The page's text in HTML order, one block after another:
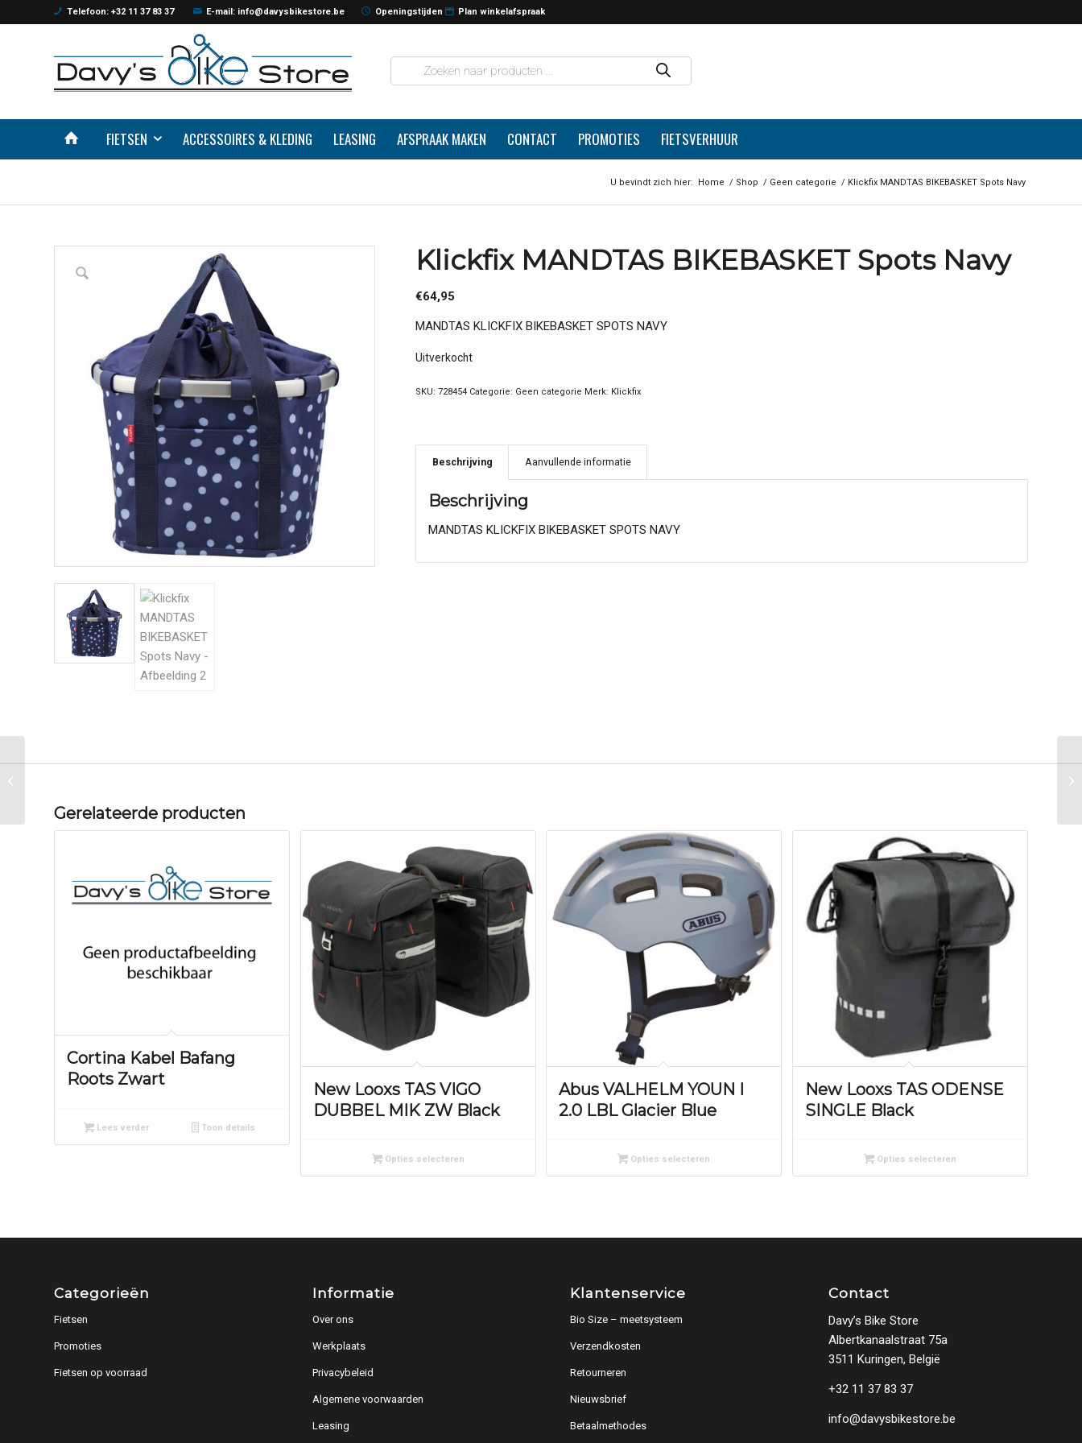
Telefoon: +32 11 37 83 37 E-mail: info@davysbikestore.be Openingstijden Plan winkelafspraak
FIETSEN ACCESSOIRES & KLEDING LEASING AFSPRAAK MAKEN CONTACT PROMOTIES FIETSVERHUUR
U bevindt zich hier: Home / Shop / Geen categorie / Klickfix MANDTAS BIKEBASKET Spots Navy
Klickfix MANDTAS BIKEBASKET Spots Navy
€64,95
MANDTAS KLICKFIX BIKEBASKET SPOTS NAVY
Uitverkocht
SKU:728454 Categorie: Geen categorie Merk: Klickfix
Beschrijving Aanvullende informatie
Beschrijving
MANDTAS KLICKFIX BIKEBASKET SPOTS NAVY
Gerelateerde producten
Cortina Kabel Bafang
Roots Zwart
Lees verder Toon details
New Looxs TAS VIGO
DUBBEL MIK ZW Black
Opties selecteren
Abus VALHELM YOUN I
2.0 LBL Glacier Blue
Opties selecteren
New Looxs TAS ODENSE
SINGLE Black
Opties selecteren
Categorieën
Fietsen
Promoties
Fietsen op voorraad
Informatie
Over ons
Werkplaats
Privacybeleid
Algemene voorwaarden
Leasing
Klantenservice
Bio Size – meetsysteem
Verzendkosten
Retourneren
Nieuwsbrief
Betaalmethodes
Contact
Davy’s Bike Store
Albertkanaalstraat 75a
3511 Kuringen, België
+32 11 37 83 37
info@davysbikestore.be
Klickfix MAND